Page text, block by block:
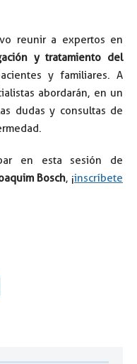
reunir a expertos en
y tratamiento del
y familiares. A
abordarán, en un
dudas y consultas de
en esta sesión de
Bosch, ¡inscríbete